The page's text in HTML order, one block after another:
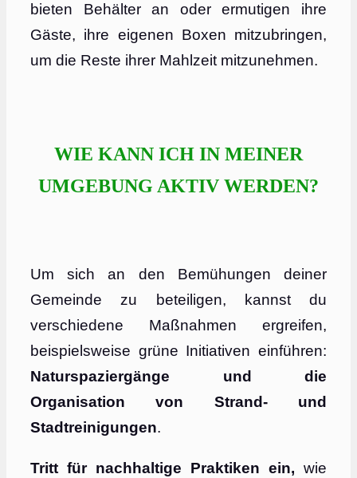
bieten Behälter an oder ermutigen ihre
Gäste, ihre eigenen Boxen mitzubringen,
um die Reste ihrer Mahlzeit mitzunehmen.
WIE KANN ICH IN MEINER
UMGEBUNG AKTIV WERDEN?
Um sich an den Bemühungen deiner
Gemeinde zu beteiligen, kannst du
verschiedene Maßnahmen ergreifen,
beispielsweise grüne Initiativen einführen:
Naturspaziergänge und die
Organisation von Strand- und
Stadtreinigungen.
Tritt für nachhaltige Praktiken ein, wie